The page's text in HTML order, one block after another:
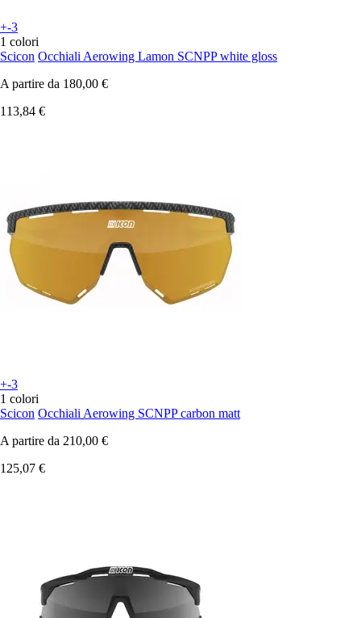
+-3
1 colori
Scicon Occhiali Aerowing Lamon SCNPP white gloss
A partire da 180,00 €
113,84 €
+-3
1 colori
Scicon Occhiali Aerowing SCNPP carbon matt
A partire da 210,00 €
125,07 €